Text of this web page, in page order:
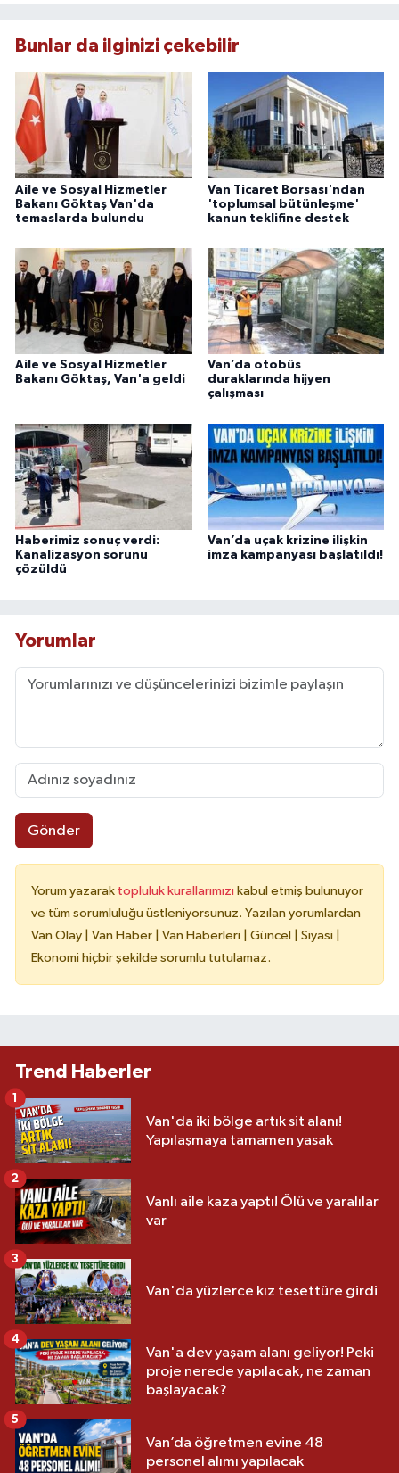
Bunlar da ilginizi çekebilir
Aile ve Sosyal Hizmetler
Bakanı Göktaş Van'da
temaslarda bulundu
Van Ticaret Borsası'ndan
'toplumsal bütünleşme'
kanun teklifine destek
Aile ve Sosyal Hizmetler
Bakanı Göktaş, Van'a geldi
Van’da otobüs
duraklarında hijyen
çalışması
Haberimiz sonuç verdi:
Kanalizasyon sorunu
çözüldü
Van’da uçak krizine ilişkin
imza kampanyası başlatıldı!
Yorumlar
Gönder
Yorum yazarak topluluk kurallarımızı kabul etmiş bulunuyor
ve tüm sorumluluğu üstleniyorsunuz. Yazılan yorumlardan
Van Olay | Van Haber | Van Haberleri | Güncel | Siyasi |
Ekonomi hiçbir şekilde sorumlu tutulamaz.
Trend Haberler
Van'da iki bölge artık sit alanı!
Yapılaşmaya tamamen yasak
1
Vanlı aile kaza yaptı! Ölü ve yaralılar
var
2
Van'da yüzlerce kız tesettüre girdi
3
Van'a dev yaşam alanı geliyor! Peki
proje nerede yapılacak, ne zaman
başlayacak?
4
Van’da öğretmen evine 48
personel alımı yapılacak
5